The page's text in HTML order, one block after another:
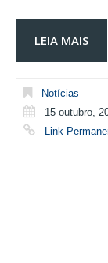
LEIA MAIS
Notícias
15 outubro,
Link